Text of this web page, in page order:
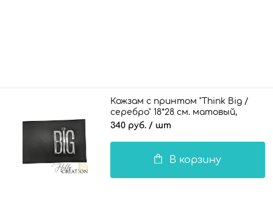
Кожзам с принтом "Think Big /
серебро" 18*28 см. матовый,
черный
340 руб. / шт
В корзину